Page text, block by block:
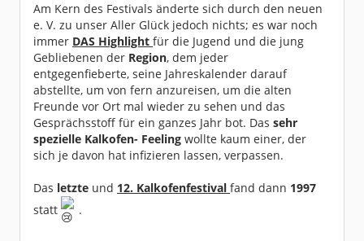
Am Kern des Festivals änderte sich durch den neuen
e. V. zu unser Aller Glück jedoch nichts; es war noch
immer DAS Highlight für die Jugend und die jung
Gebliebenen der Region, dem jeder
entgegenfieberte, seine Jahreskalender darauf
abstellte, um von fern anzureisen, um die alten
Freunde vor Ort mal wieder zu sehen und das
Gesprächsstoff für ein ganzes Jahr bot. Das sehr
spezielle Kalkofen- Feeling wollte kaum einer, der
sich je davon hat infizieren lassen, verpassen.
Das letzte und 12. Kalkofenfestival fand dann 1997
statt
.